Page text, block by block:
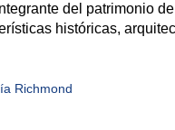
del patrimonio
históricas,
Richmond